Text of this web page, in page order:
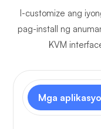
I-customize ang
pag-install ng
KVM
Mga